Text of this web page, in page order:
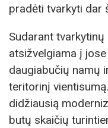
pradėti tvarkyti dar
Sudarant
atsižvelgiama į
daugiabučių namų
teritorinį
didžiausią
butų skaičių